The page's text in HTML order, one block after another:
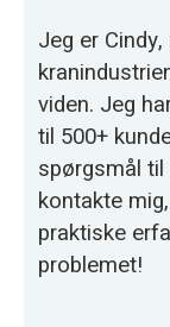
Jeg er
viden. Jeg
til 500+
spørgsmål
kontakte
praktiske
problemet!